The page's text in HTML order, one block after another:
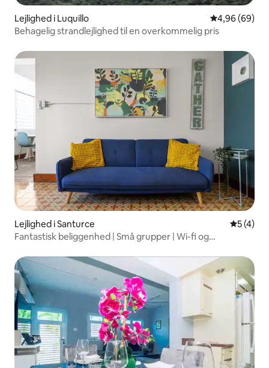
Lejlighed i Luquillo 4,96 ud af 5 i
4,96 (69)
Behagelig strandlejlighed til en overkommelig pris
Lejlighed i Santurce 5 ud af 5
5 (4)
Fantastisk beliggenhed | Små grupper | Wi-fi og